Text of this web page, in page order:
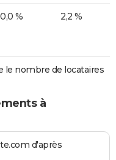
0,0 % 2,2 %
le nombre de locataires
à
d'après